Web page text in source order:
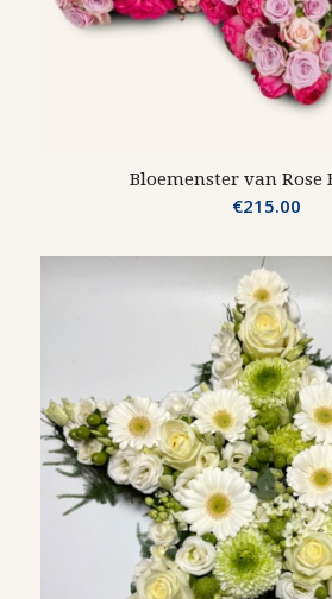
Bloemenster van Rose
€215.00